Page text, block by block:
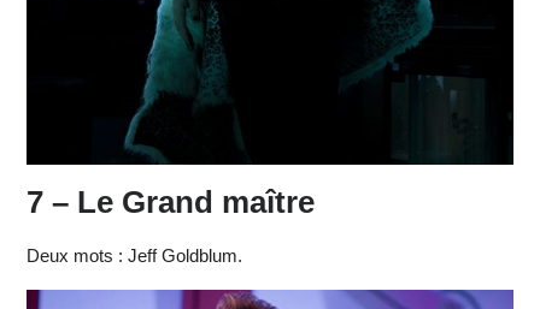
7 – Le Grand maître
Deux mots : Jeff Goldblum.